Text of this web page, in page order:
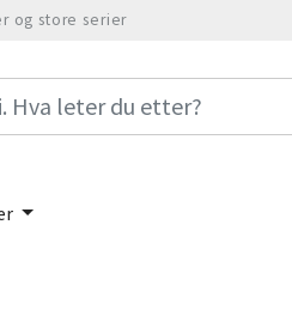
og store serier